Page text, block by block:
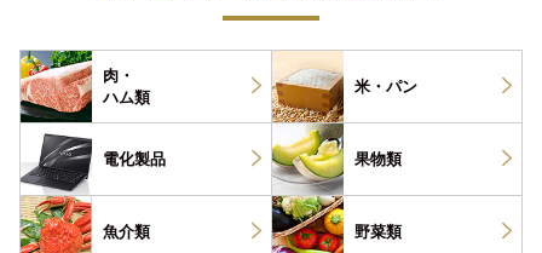
肉・
ハム類
米・パン
電化製品 果物類
魚介類 野菜類